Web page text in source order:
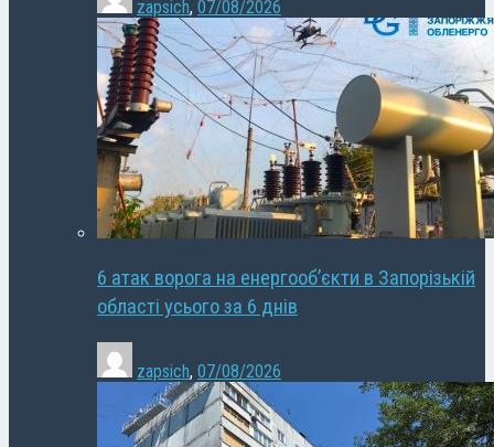
zapsich, 07/08/2026
6 атак ворога на енергооб’єкти в Запорізькій
області усього за 6 днів
zapsich, 07/08/2026